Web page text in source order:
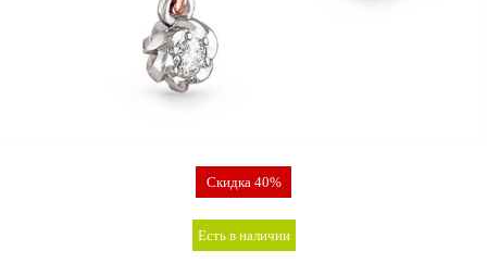
Скидка 40%
Есть в наличии